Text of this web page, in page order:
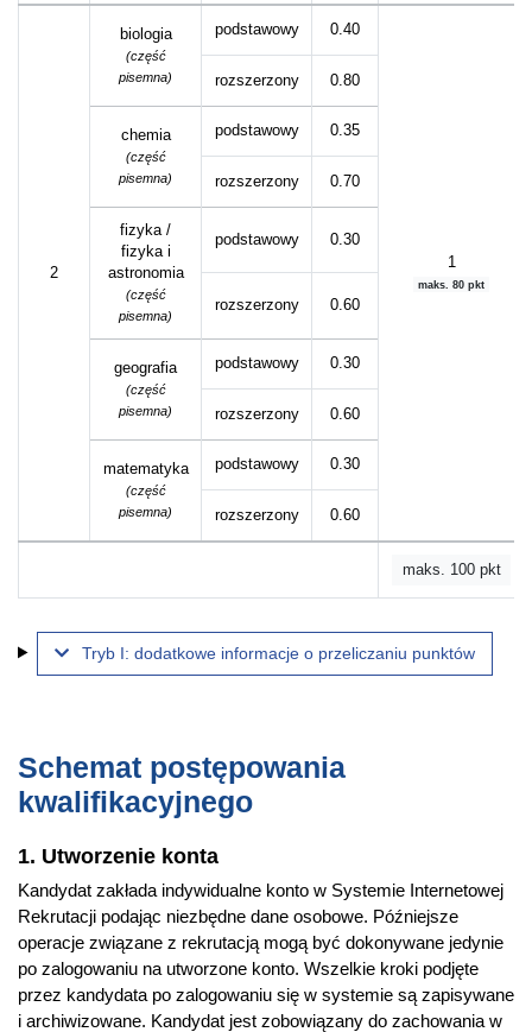
2
biologia
(część
pisemna)
podstawowy 0.40
1
maks. 80 pkt
rozszerzony 0.80
chemia
(część
pisemna)
podstawowy 0.35
rozszerzony 0.70
fizyka /
fizyka i
astronomia
(część
pisemna)
podstawowy 0.30
rozszerzony 0.60
geografia
(część
pisemna)
podstawowy 0.30
rozszerzony 0.60
matematyka
(część
pisemna)
podstawowy 0.30
rozszerzony 0.60
maks. 100 pkt
Tryb I: dodatkowe informacje o przeliczaniu punktów
Schemat postępowania
kwalifikacyjnego
1. Utworzenie konta
Kandydat zakłada indywidualne konto w Systemie Internetowej
Rekrutacji podając niezbędne dane osobowe. Późniejsze
operacje związane z rekrutacją mogą być dokonywane jedynie
po zalogowaniu na utworzone konto. Wszelkie kroki podjęte
przez kandydata po zalogowaniu się w systemie są zapisywane
i archiwizowane. Kandydat jest zobowiązany do zachowania w